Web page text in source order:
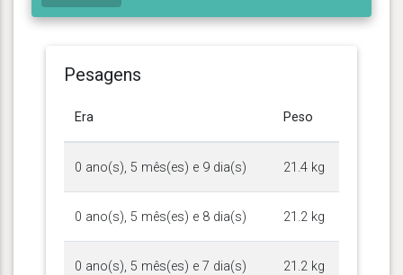
Pesagens
Era Peso
0 ano(s), 5 mês(es) e 9 dia(s) 21.4 kg
0 ano(s), 5 mês(es) e 8 dia(s) 21.2 kg
0 ano(s), 5 mês(es) e 7 dia(s) 21.2 kg